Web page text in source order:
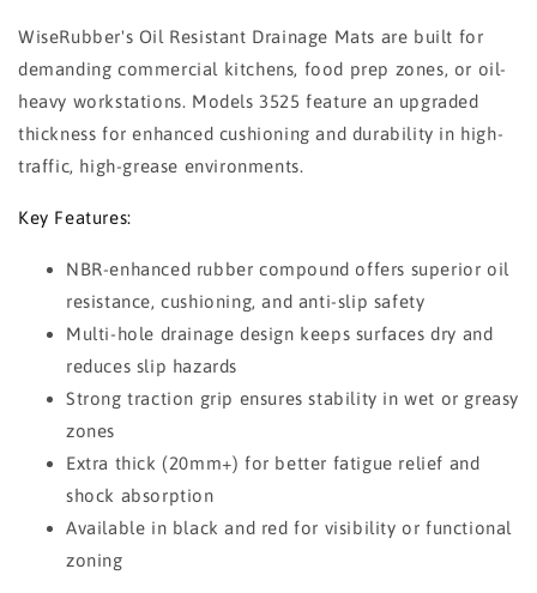
WiseRubber's Oil Resistant Drainage Mats are built for
demanding commercial kitchens, food prep zones, or oil-
heavy workstations. Models 3525 feature an upgraded
thickness for enhanced cushioning and durability in high-
traffic, high-grease environments.
Key Features:
NBR-enhanced rubber compound offers superior oil
resistance, cushioning, and anti-slip safety
Multi-hole drainage design keeps surfaces dry and
reduces slip hazards
Strong traction grip ensures stability in wet or greasy
zones
Extra thick (20mm+) for better fatigue relief and
shock absorption
Available in black and red for visibility or functional
zoning